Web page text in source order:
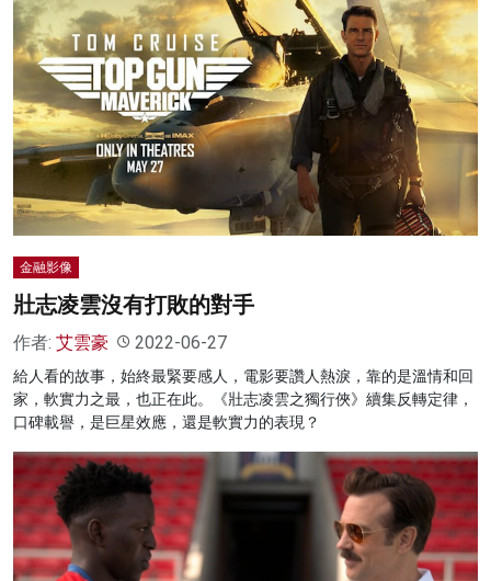
金融影像
壯志凌雲沒有打敗的對手
作者: 艾雲豪 2022-06-27
給人看的故事，始終最緊要感人，電影要讚人熱淚，靠的是溫情和回
家，軟實力之最，也正在此。《壯志凌雲之獨行俠》續集反轉定律，
口碑載譽，是巨星效應，還是軟實力的表現？